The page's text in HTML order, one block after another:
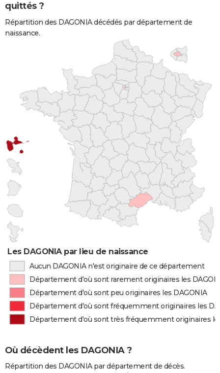
quittés ?
Répartition des DAGONIA décédés par département de
naissance.
Les DAGONIA par lieu de naissance
Aucun DAGONIA n'est originaire de ce département
Département d'où sont rarement originaires les
Département d'où sont peu originaires les DAGONIA
Département d'où sont fréquemment originaires les
Département d'où sont très fréquemment originaires
Où décèdent les DAGONIA ?
Répartition des DAGONIA par département de décès.